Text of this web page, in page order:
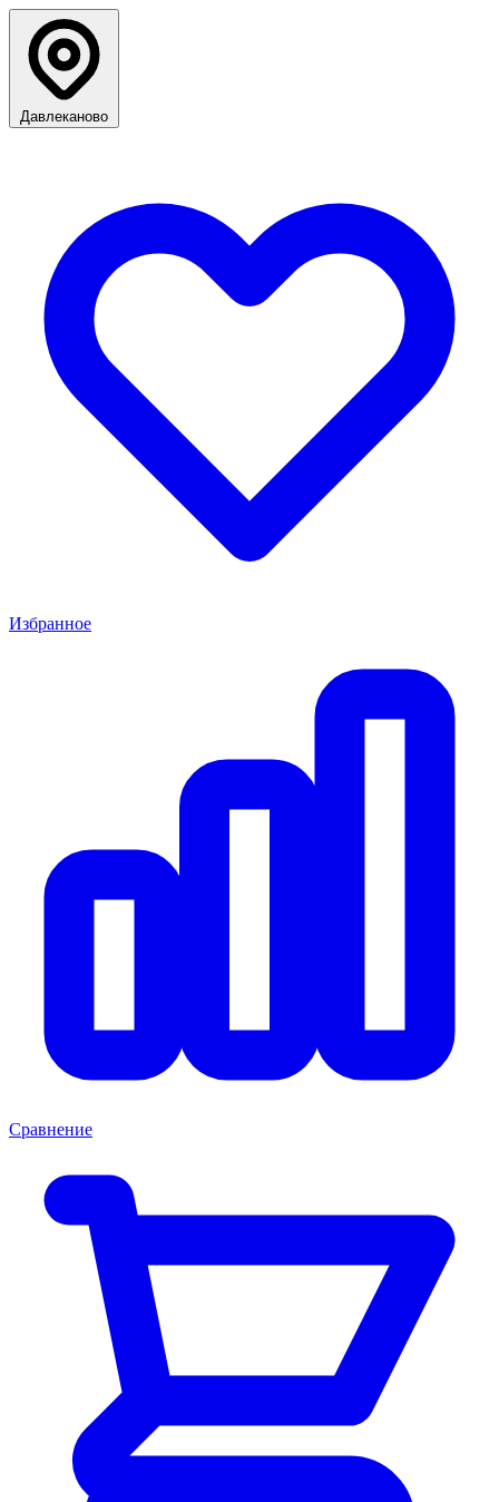
Давлеканово
Избранное
Сравнение